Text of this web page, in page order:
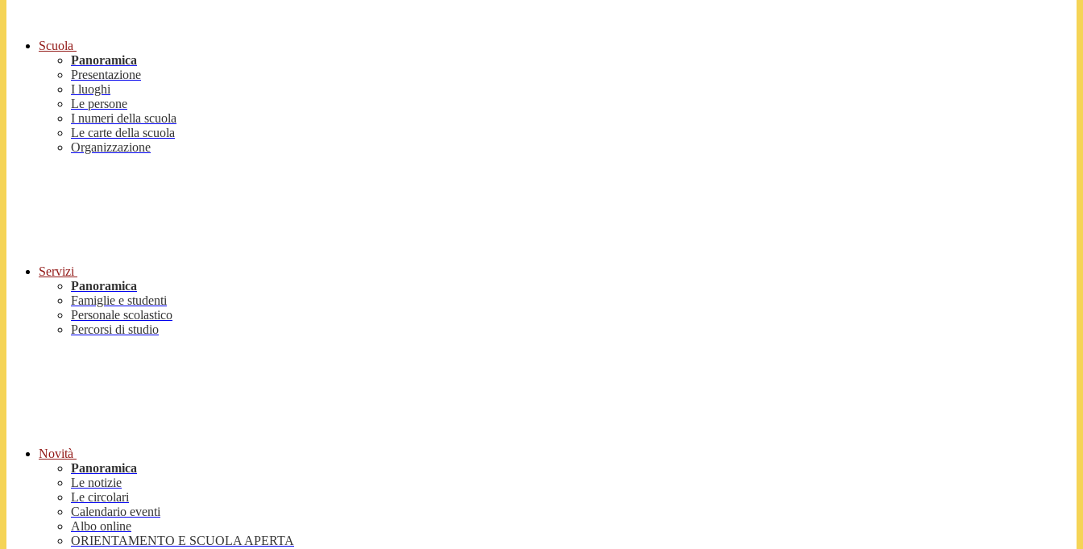
Scuola
Panoramica
Presentazione
I luoghi
Le persone
I numeri della scuola
Le carte della scuola
Organizzazione
Servizi
Panoramica
Famiglie e studenti
Personale scolastico
Percorsi di studio
Novità
Panoramica
Le notizie
Le circolari
Calendario eventi
Albo online
ORIENTAMENTO E SCUOLA APERTA